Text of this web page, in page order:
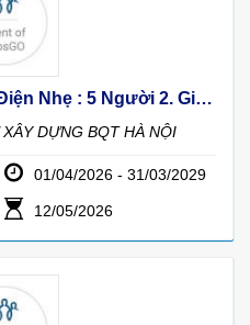
VỊ TRÍ: 1. Thiết Kế Điện , Điện Nhẹ : 5 Người 2. Giám Đốc Quản Lý Dự Án: 5 Người 3. Thiết Kế Kết Cấu: 5 Người 4. Cán Bộ Giám Sát (TVGS): 5 Người 5. Kỹ Thuật Thi Công : 5 Người
DỰNG BQT HÀ NỘI
01/04/2026 - 31/03/2029
12/05/2026